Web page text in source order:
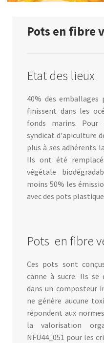
Pots en fibre
Etat des lieux
40% des emballages
finissent dans les
fonds marins. Pour
syndicat d'apiculture
plus à ses adhérents
Ils ont été
végétale
moins 50% les
avec des pots
Pots en fibre
Ces pots sont
canne à sucre. Ils se
dans un composteur
ne génère aucune
répondent aux
la valorisation
NFU44_051 pour les